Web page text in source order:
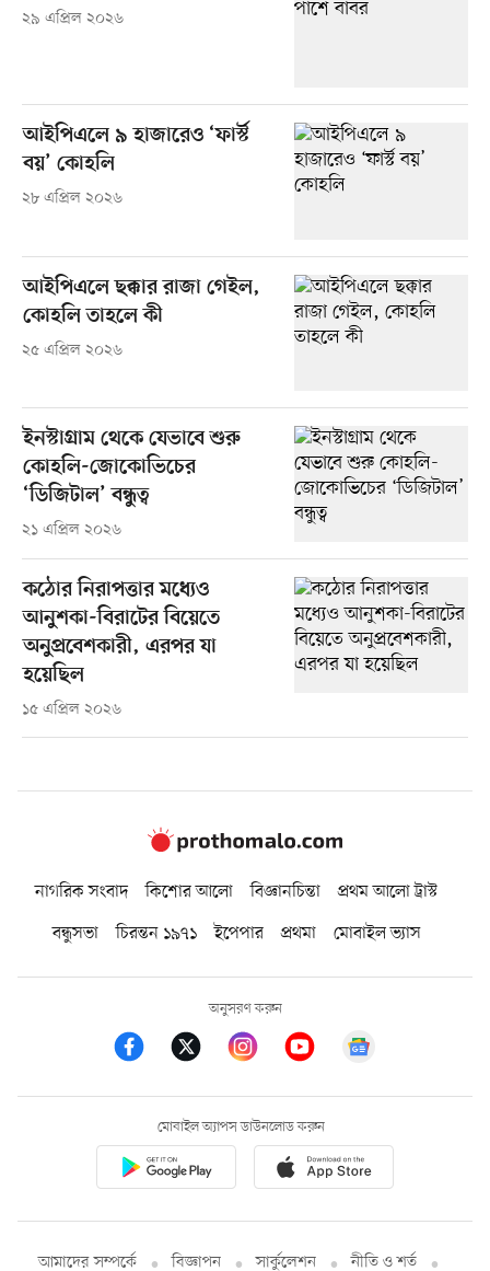
২৯ এপ্রিল ২০২৬
আইপিএলে ৯ হাজারেও ‘ফার্স্ট
বয়’ কোহলি
২৮ এপ্রিল ২০২৬
আইপিএলে ছক্কার রাজা গেইল,
কোহলি তাহলে কী
২৫ এপ্রিল ২০২৬
ইনস্টাগ্রাম থেকে যেভাবে শুরু
কোহলি-জোকোভিচের
‘ডিজিটাল’ বন্ধুত্ব
২১ এপ্রিল ২০২৬
কঠোর নিরাপত্তার মধ্যেও
আনুশকা-বিরাটের বিয়েতে
অনুপ্রবেশকারী, এরপর যা
হয়েছিল
১৫ এপ্রিল ২০২৬
নাগরিক সংবাদ কিশোর আলো বিজ্ঞানচিন্তা
প্রথম আলো ট্রাস্ট
বন্ধুসভা
চিরন্তন ১৯৭১ ইপেপার প্রথমা মোবাইল ভ্যাস
অনুসরণ করুন
মোবাইল অ্যাপস ডাউনলোড করুন
আমাদের সম্পর্কে বিজ্ঞাপন সার্কুলেশন নীতি ও শর্ত